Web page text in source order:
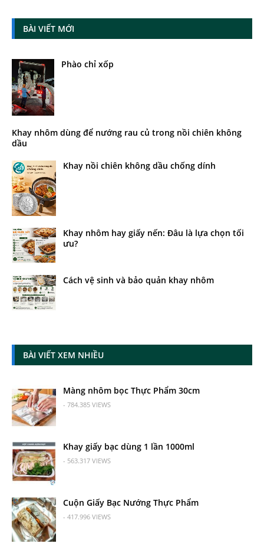
BÀI VIẾT MỚI
Phào chỉ xốp
Khay nhôm dùng để nướng rau củ trong nồi chiên không
dầu
Khay nồi chiên không dầu chống dính
Khay nhôm hay giấy nến: Đâu là lựa chọn tối
ưu?
Cách vệ sinh và bảo quản khay nhôm
BÀI VIẾT XEM NHIỀU
Màng nhôm bọc Thực Phẩm 30cm
- 784.385 VIEWS
Khay giấy bạc dùng 1 lần 1000ml
- 563.317 VIEWS
Cuộn Giấy Bạc Nướng Thực Phẩm
- 417.996 VIEWS